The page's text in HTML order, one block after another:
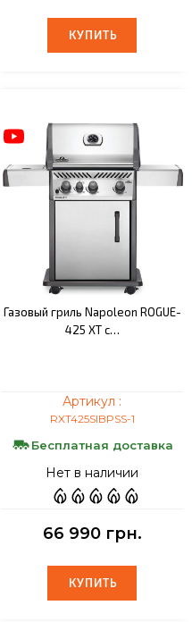
КУПИТЬ
КУПИТЬ
Газовый гриль Napoleon ROGUE-
425 XT с…
Артикул :
RXT425SIBPSS-1
Бесплатная доставка
Нет в наличии
66 990 грн.
КУПИТЬ
КУПИТЬ